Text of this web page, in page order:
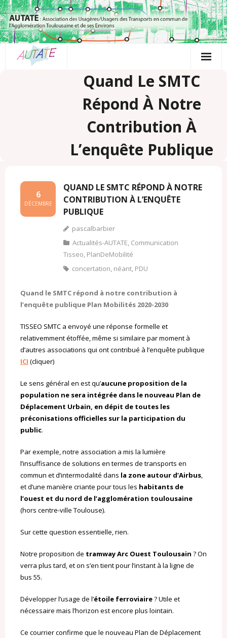
Passer
au
contenu
Quand Le SMTC
Répond À Notre
Contribution À
L’enquête Publique
QUAND LE SMTC RÉPOND À NOTRE
CONTRIBUTION À L’ENQUÊTE
PUBLIQUE
6
DÉCEMBRE
pascalbarbier
Actualités-AUTATE, Communication
Tisseo, PlanDeMobilité
concertation, néant, PDU
Quand le SMTC répond à notre contribution à
l’enquête publique Plan Mobilités 2020-2030
TISSEO SMTC a envoyé une réponse formelle et
relativemment étoffée, même si similaire par moment à
d’autres associations qui ont contribué à l’enquête publique
ICI (cliquer)
Le sens général en est qu’aucune proposition de la
population ne sera intégrée dans le nouveau Plan de
Déplacement Urbain, en dépit de toutes les
préconisations officielles sur la participation du
public.
Par exemple, notre association a mis la lumière
l’insuffisance de solutions en termes de transports en
commun et d’intermodalité dans la zone autour d’Airbus,
et d’une manière criante pour tous les habitants de
l’ouest et du nord de l’agglomération toulousaine
(hors centre-ville Toulouse).
Sur cette question essentielle, rien.
Notre proposition de tramway Arc Ouest Toulousain ? On
verra plus tard, et on s’en tient pour l’instant à la ligne de
bus 55.
Développer l’usage de l’étoile ferroviaire? Utile et
nécessaire mais l’horizon est encore plus lointain.
Ce courrier confirme que le nouveau Plan de Déplacement